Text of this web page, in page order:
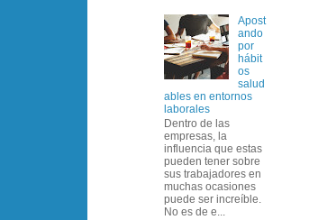
Apost
ando
por
hábit
os
salud
ables en entornos
laborales
Dentro de las
empresas, la
influencia que estas
pueden tener sobre
sus trabajadores en
muchas ocasiones
puede ser increíble.
No es de e...